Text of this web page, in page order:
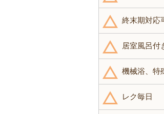
終末期対応
居室風呂付
機械浴、特
レク毎日